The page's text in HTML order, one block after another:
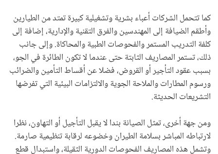
كما تتحمل الشركات أعباء بشرية وتشغيلية كبيرة تمتد من الطيارين
وأطقم الضيافة إلى المهندسين والفرق التقنية والإدارية، إضافة إلى
كلفة التدريب المستمر والفحوصات الطبية والمحاكاة. وإلى جانب
ذلك، تستمر المصاريف الثابتة حتى عندما لا تكون الطائرة في الجو،
بسبب عقود التأجير أو القروض، فضلا عن أقساط التأمين والضرائب
ورسوم المطارات والملاحة الجوية والالتزامات البيئية التي تفرضها
التشريعات الحديثة.
ومن جهة أخرى، تمثل الصيانة بندا لا يقبل التأجيل أو التهاون، نظرا
لارتباطه المباشر بسلامة الطيران وخضوعه لرقابة تنظيمية صارمة.
وتشمل هذه المصاريف الفحوصات الدورية الثقيلة، واستبدال قطع